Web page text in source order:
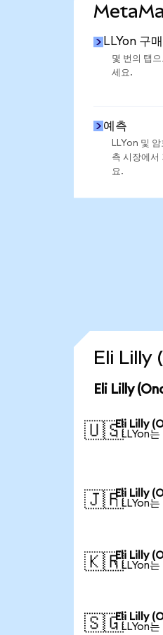
LLYon 구매
몇 번의 탭
세요.
예측
LLYon 및 암
측 시장에서
요.
Eli Lilly
Eli Lilly
🇺🇸Eli Lilly
1 LLYon
🇯🇵Eli Lilly
1 LLYon
🇰🇷Eli Lilly
1 LLYon
🇸🇬Eli Lilly
1 LLYon